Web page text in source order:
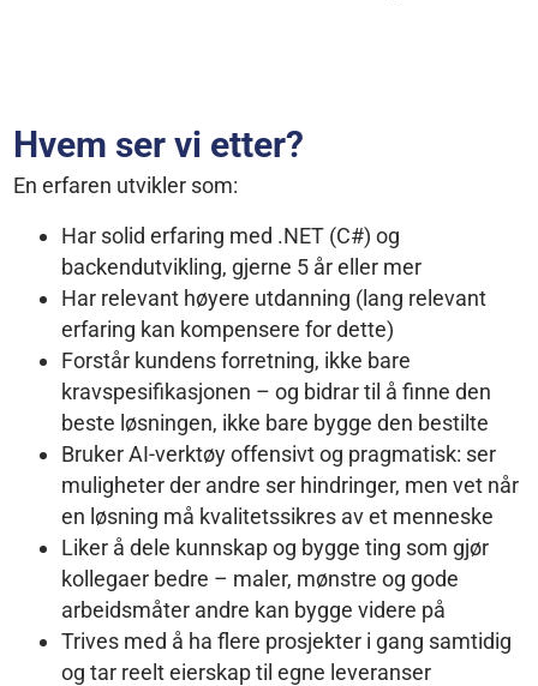
Hvem ser vi etter?
En erfaren utvikler som:
Har solid erfaring med .NET (C#) og
backendutvikling, gjerne 5 år eller mer
Har relevant høyere utdanning (lang relevant
erfaring kan kompensere for dette)
Forstår kundens forretning, ikke bare
kravspesifikasjonen – og bidrar til å finne den
beste løsningen, ikke bare bygge den bestilte
Bruker AI-verktøy offensivt og pragmatisk: ser
muligheter der andre ser hindringer, men vet når
en løsning må kvalitetssikres av et menneske
Liker å dele kunnskap og bygge ting som gjør
kollegaer bedre – maler, mønstre og gode
arbeidsmåter andre kan bygge videre på
Trives med å ha flere prosjekter i gang samtidig
og tar reelt eierskap til egne leveranser